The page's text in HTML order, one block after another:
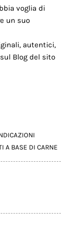
voglia di
un suo
autentici,
Blog del sito
A BASE DI CARNE